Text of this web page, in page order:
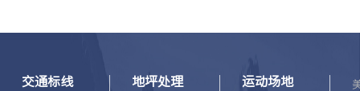
交通标线 地坪处理 运动场地